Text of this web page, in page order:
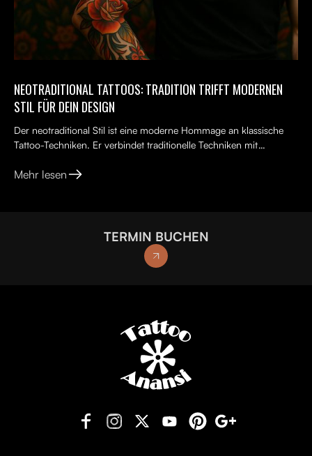
NEOTRADITIONAL TATTOOS: TRADITION TRIFFT MODERNEN
STIL FÜR DEIN DESIGN
Der neotraditional Stil ist eine moderne Hommage an klassische
Tattoo-Techniken. Er verbindet traditionelle Techniken mit
Mehr lesen
TERMIN BUCHEN